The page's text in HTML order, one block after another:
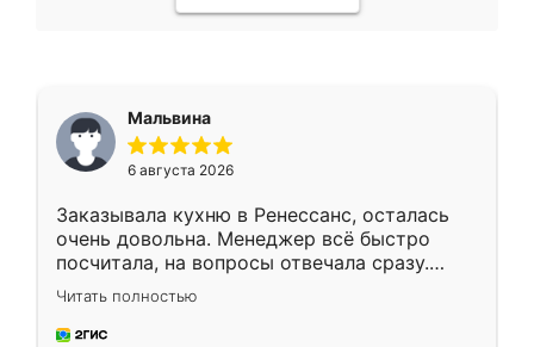
Мальвина
6 августа 2026
Заказывала кухню в Ренессанс, осталась
очень довольна. Менеджер всё быстро
посчитала, на вопросы отвечала сразу.
Замерщик приехал в субботу, подошёл к
делу со всей ответственностью. Собрали
за день, ребята работали аккуратно, даже
Читать полностью